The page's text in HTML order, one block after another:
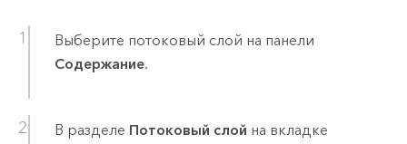
Выберите потоковый слой на панели
Содержание.
В разделе Потоковый слой на вкладке